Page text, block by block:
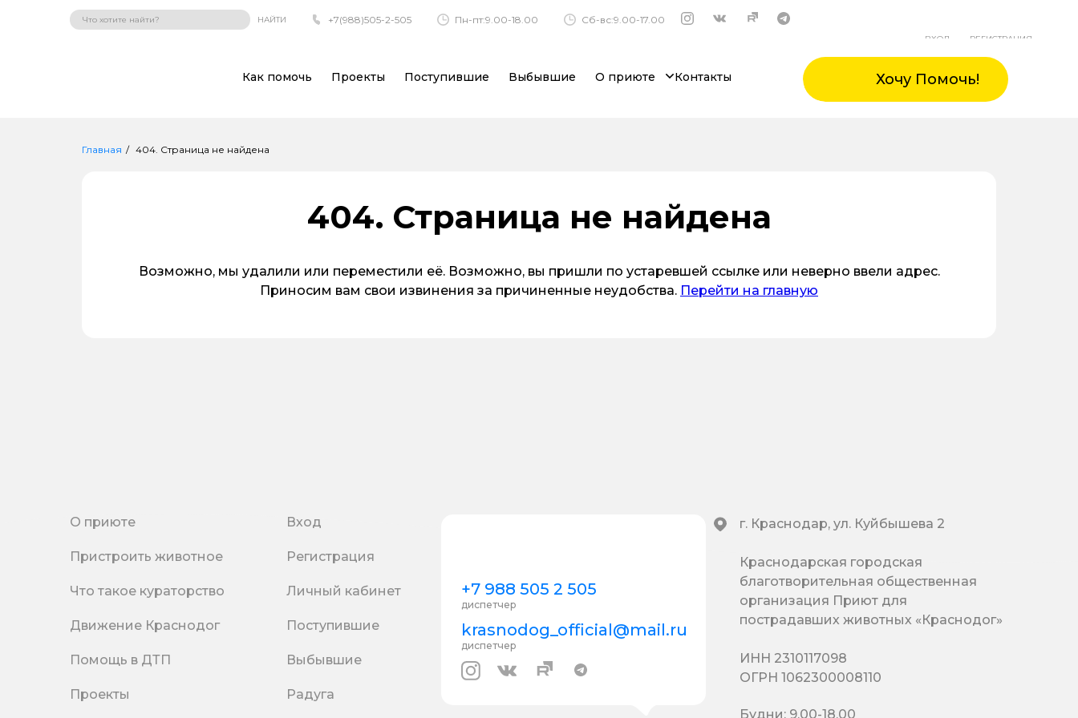
НАЙТИ +7(988)505-2-505 Пн-пт:9.00-18.00 Сб-вс:9.00-17.00
ВХОД РЕГИСТРАЦИЯ
Как помочь Проекты Поступившие Выбывшие О приюте Контакты Хочу Помочь!
Главная 404. Страница не найдена
404. Страница не найдена
Возможно, мы удалили или переместили её. Возможно, вы пришли по устаревшей ссылке или неверно ввели адрес.
Приносим вам свои извинения за причиненные неудобства. Перейти на главную
О приюте
Пристроить животное
Что такое кураторство
Движение Краснодог
Помощь в ДТП
Проекты
Вход
Регистрация
Личный кабинет
Поступившие
Выбывшие
Радуга
+7 988 505 2 505
диспетчер
krasnodog_official@mail.ru
диспетчер
г. Краснодар, ул. Куйбышева 2
Краснодарская городская
благотворительная общественная
организация Приют для
пострадавших животных «Краснодог»
ИНН 2310117098
ОГРН 1062300008110
Будни: 9.00-18.00